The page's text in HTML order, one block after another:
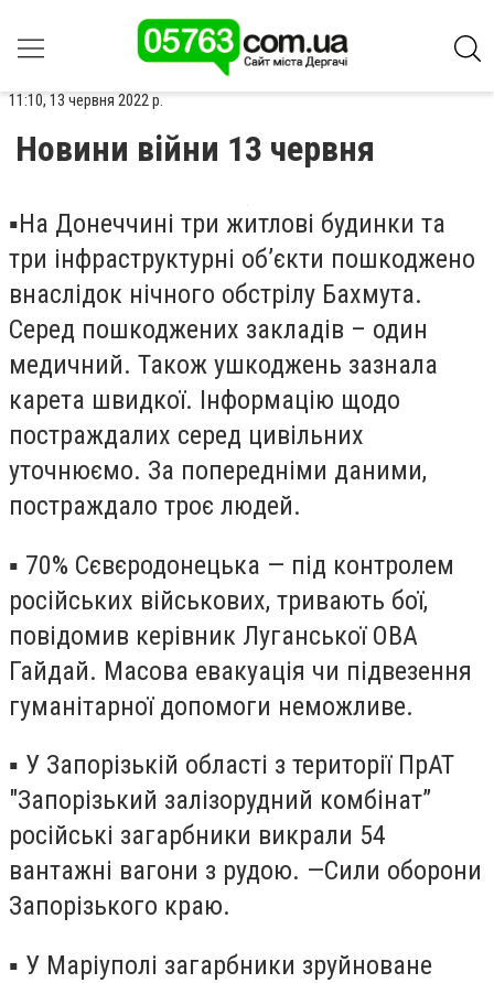
11:10, 13 червня 2022 р.
Новини війни 13 червня
▪️На Донеччині три житлові будинки та
три інфраструктурні об’єкти пошкоджено
внаслідок нічного обстрілу Бахмута.
Серед пошкоджених закладів – один
медичний. Також ушкоджень зазнала
карета швидкої. Інформацію щодо
постраждалих серед цивільних
уточнюємо. За попередніми даними,
постраждало троє людей.
▪️ 70% Сєвєродонецька — під контролем
російських військових, тривають бої,
повідомив керівник Луганської ОВА
Гайдай. Масова евакуація чи підвезення
гуманітарної допомоги неможливе.
▪️ У Запорізькій області з території ПрАТ
"Запорізький залізорудний комбінат”
російські загарбники викрали 54
вантажні вагони з рудою. —Сили оборони
Запорізького краю.
▪️ У Маріуполі загарбники зруйноване